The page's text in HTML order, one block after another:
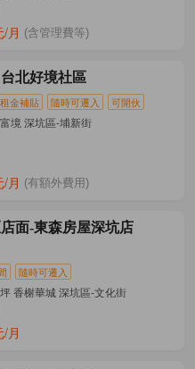
/月 (含管理費等)
台北好境社區
租金補貼 隨時可遷入 可開伙
境 深坑區-埔新街
/月 (有額外費用)
面-東森房屋深坑店
隨時可遷入
香榭華城 深坑區-文化街
/月